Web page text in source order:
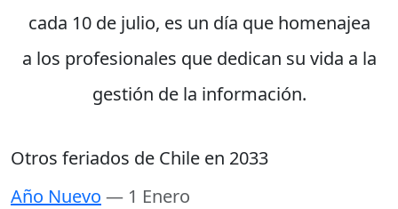
cada 10 de julio, es un día que homenajea
a los profesionales que dedican su vida a la
gestión de la información.
Otros feriados de Chile en 2033
Año Nuevo — 1 Enero